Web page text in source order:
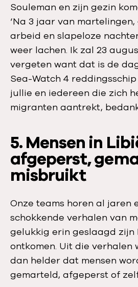
Souleman en zijn gezin
‘Na 3 jaar van
arbeid en slapeloze
weer lachen. Ik zal 23
vergeten want dat is de
Sea-Watch 4
jullie en iedereen die zich
migranten aantrekt,
5. Mensen in
afgeperst,
misbruikt
Onze teams horen al jaren
schokkende verhalen van
gelukkig erin geslaagd zijn
ontkomen. Uit die verhalen
dan helder dat mensen
gemarteld, afgeperst of